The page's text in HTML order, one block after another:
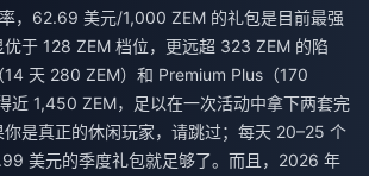
，62.69 美元/1,000 ZEM 的礼包是目前最强
于 128 ZEM 档位，更远超 323 ZEM 的陷
14 天 280 ZEM）和 Premium Plus（170
近 1,450 ZEM，足以在一次活动中拿下两套完
是真正的休闲玩家，请跳过；每天 20–25 个
美元的季度礼包就足够了。而且，2026 年